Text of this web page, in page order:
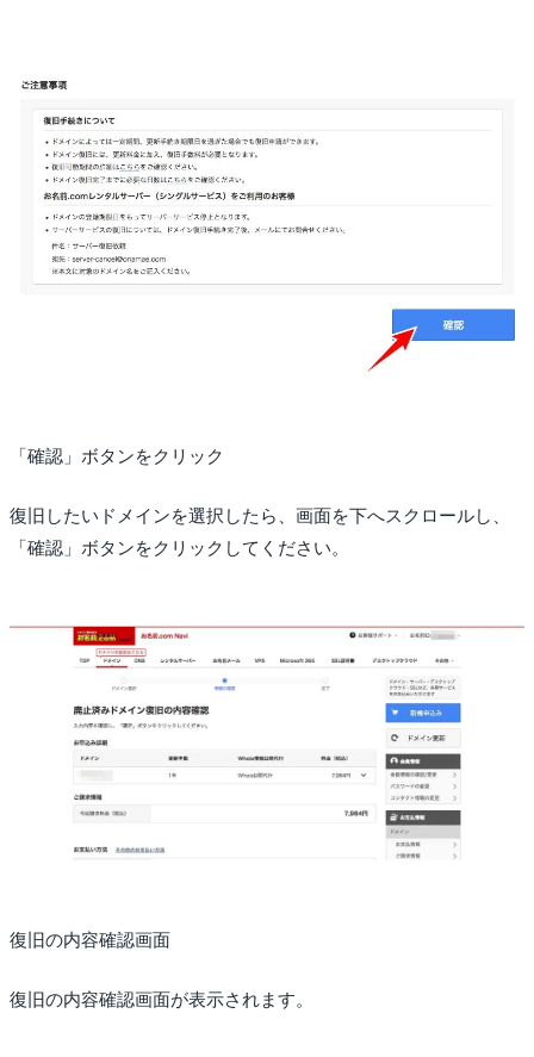
「確認」ボタンをクリック
復旧したいドメインを選択したら、画面を下へスクロールし、
「確認」ボタンをクリックしてください。
復旧の内容確認画面
復旧の内容確認画面が表示されます。